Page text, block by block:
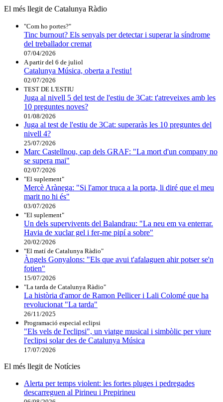
El més llegit de Catalunya Ràdio
"Com ho portes?"
Tinc burnout? Els senyals per detectar i superar la síndrome
del treballador cremat
07/04/2026
A partir del 6 de juliol
Catalunya Música, oberta a l'estiu!
02/07/2026
TEST DE L'ESTIU
Juga al nivell 5 del test de l'estiu de 3Cat: t'atreveixes amb les
10 preguntes noves?
01/08/2026
Juga al test de l'estiu de 3Cat: superaràs les 10 preguntes del
nivell 4?
25/07/2026
Marc Castellnou, cap dels GRAF: "La mort d'un company no
se supera mai"
02/07/2026
"El suplement"
Mercè Arànega: "Si l'amor truca a la porta, li diré que el meu
marit no hi és"
03/07/2026
"El suplement"
Un dels supervivents del Balandrau: "La neu em va enterrar.
Havia de xuclar gel i fer-me pipí a sobre"
20/02/2026
"El matí de Catalunya Ràdio"
Àngels Gonyalons: "Els que avui t'afalaguen ahir potser se'n
fotien"
15/07/2026
"La tarda de Catalunya Ràdio"
La història d'amor de Ramon Pellicer i Lali Colomé que ha
revolucionat "La tarda"
26/11/2025
Programació especial eclipsi
"Els vels de l'eclipsi", un viatge musical i simbòlic per viure
l'eclipsi solar des de Catalunya Música
17/07/2026
El més llegit de Notícies
Alerta per temps violent: les fortes pluges i pedregades
descarreguen al Pirineu i Prepirineu